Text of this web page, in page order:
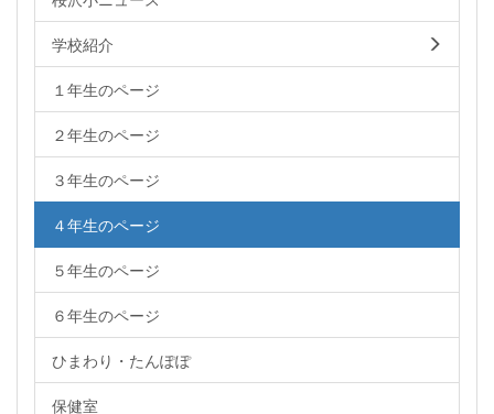
学校紹介
１年生のページ
２年生のページ
３年生のページ
４年生のページ
５年生のページ
６年生のページ
ひまわり・たんぽぽ
保健室